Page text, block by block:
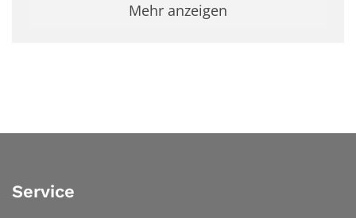
Mehr anzeigen
Service